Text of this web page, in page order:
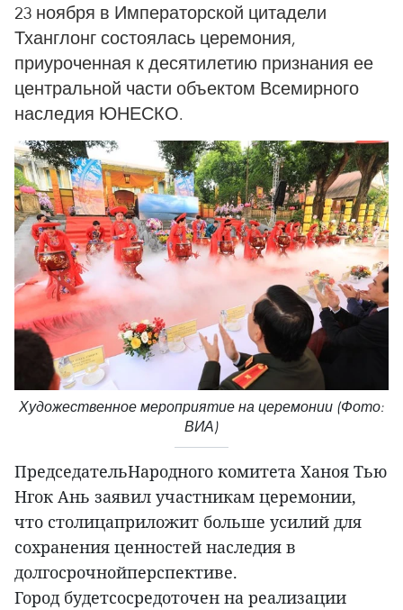
23 ноября в Императорской цитадели
Тханглонг состоялась церемония,
приуроченная к десятилетию признания ее
центральной части объектом Всемирного
наследия ЮНЕСКО.
Художественное мероприятие на церемонии (Фото:
ВИА)
ПредседательНародного комитета Ханоя Тью
Нгок Ань заявил участникам церемонии,
что столицаприложит больше усилий для
сохранения ценностей наследия в
долгосрочнойперспективе.
Город будетсосредоточен на реализации